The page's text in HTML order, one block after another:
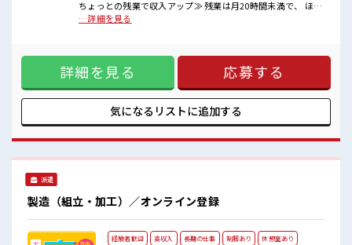
一緒に働く仲間ともなじみやすい少人数の職場☆
一息つける休憩スペースもあります！
程よく残業あり！
ちょっとの残業で収入アップ≫ 残業は月20時間未満で、 ほど
よく稼げます♪ ≪機能的な制服アリ≫ 制服があるので、 毎日
く環境が整っています！ イチからスキルUP・ステップUP目
指していきましょう！ ≪様々なお仕事をご提案≫ 一人で悩ま
ず気軽に相談できる、 派遣のお仕事です！ ■職場の雰囲気 一
緒に働く仲間ともなじみやすい少人数の職場☆ 一息つける休
憩スペースもあります！ 持ち物が多いあなたにもぴったり☆
ロッカー付き職場♪ 程よく残業あり！
…詳細を見る
詳細を見る 応募する
気になるリストに追加する
派遣
製造（組立・加工）／オンライン登録
経験者歓迎 高収入 長期の仕事 制服あり
休憩室あり